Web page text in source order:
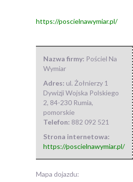
https://poscielnawymiar.pl/
Nazwa firmy: Pościel Na
Wymiar
Adres: ul. Żołnierzy 1
Dywizji Wojska Polskiego
2, 84-230 Rumia,
pomorskie
Telefon: 882 092 521
Strona internetowa:
https://poscielnawymiar.pl/
Mapa dojazdu: